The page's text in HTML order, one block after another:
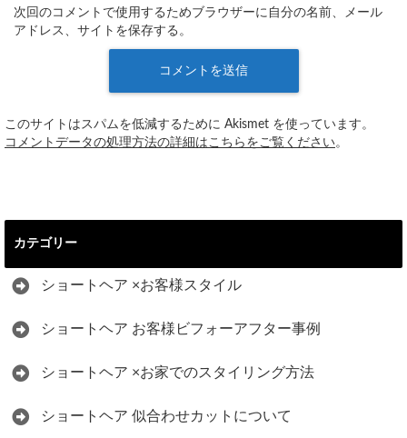
次回のコメントで使用するためブラウザーに自分の名前、メール
アドレス、サイトを保存する。
このサイトはスパムを低減するために Akismet を使っています。
コメントデータの処理方法の詳細はこちらをご覧ください。
カテゴリー
ショートヘア ×お客様スタイル
ショートヘア お客様ビフォーアフター事例
ショートヘア ×お家でのスタイリング方法
ショートヘア 似合わせカットについて